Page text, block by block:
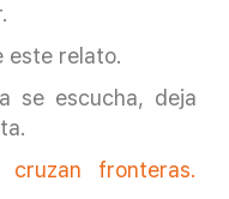
este relato.
se escucha, deja
cruzan fronteras.